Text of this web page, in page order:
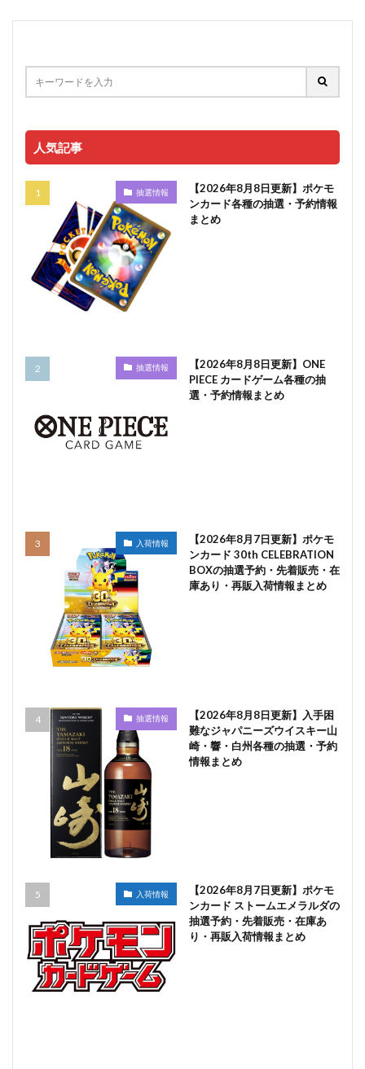
人気記事
抽選情報
【2026年8月8日更新】ポケモ
ンカード各種の抽選・予約情報
まとめ
抽選情報
【2026年8月8日更新】ONE
PIECE カードゲーム各種の抽
選・予約情報まとめ
入荷情報
【2026年8月7日更新】ポケモ
ンカード 30th CELEBRATION
BOXの抽選予約・先着販売・在
庫あり・再販入荷情報まとめ
抽選情報
【2026年8月8日更新】入手困
難なジャパニーズウイスキー山
崎・響・白州各種の抽選・予約
情報まとめ
入荷情報
【2026年8月7日更新】ポケモ
ンカード ストームエメラルダの
抽選予約・先着販売・在庫あ
り・再販入荷情報まとめ